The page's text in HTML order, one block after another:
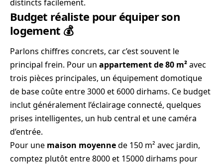
distincts facilement.
Budget réaliste pour équiper son
logement 💰
Parlons chiffres concrets, car c’est souvent le
principal frein. Pour un appartement de 80 m²avec
trois pièces principales, un équipement domotique
de base coûte entre 3000 et 6000 dirhams. Ce budget
inclut généralement l’éclairage connecté, quelques
prises intelligentes, un hub central et une caméra
d’entrée.
Pour une maison moyennede 150 m² avec jardin,
comptez plutôt entre 8000 et 15000 dirhams pour